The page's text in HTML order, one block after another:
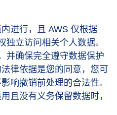
进行，且 AWS 仅根据
独立访问相关个人数据。
并确保完全遵守数据保护
律依据是您的同意，您可
响撤销前处理的合法性。
且没有义务保留数据时，